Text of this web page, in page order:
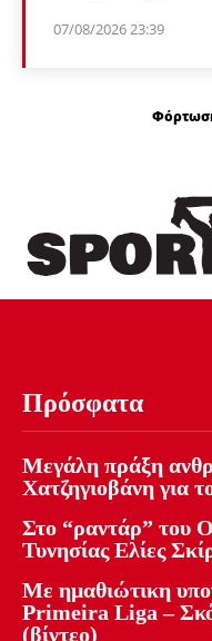
07/08/2026 23:39
Πρόσφατα
Μεγάλη πράξη
Χατζηγιοβάνη για
Στο “ραντάρ” του
Τυνησίας Ελίες
Με ημαθιώτικη
Primeira Liga –
(βίντεο)